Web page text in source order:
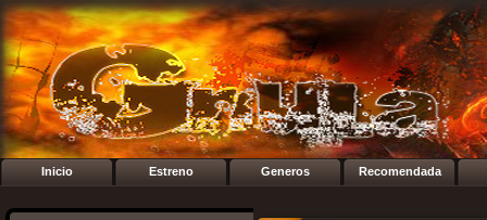
Inicio Estreno Generos Recomendada